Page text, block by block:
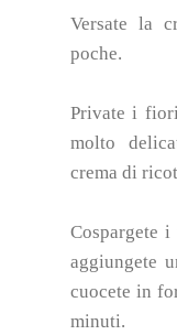
Versate la
poche.
Private i
molto
crema di
Cospargete
aggiungete
cuocete in
minuti.